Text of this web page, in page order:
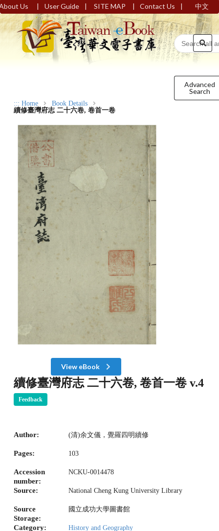
Us | User Guide | SITE MAP | Contact Us | 中文
Advanced
Search
::: Home
Book Details
續修臺灣府志 二十六卷, 卷首一卷
View eBook
續修臺灣府志 二十六卷, 卷首一卷 v.4
Feedback
Author: (清)余文儀，覺羅四明續修
Pages: 103
Accession
number:
NCKU-0014478
Source: National Cheng Kung University Library
Source
Storage:
國立成功大學圖書館
Category: History and Geography